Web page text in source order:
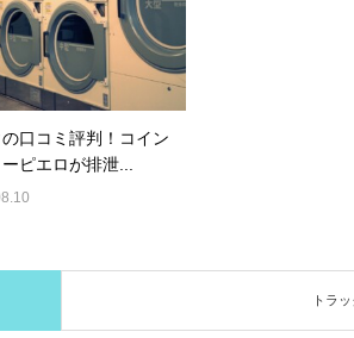
口コミ評判！コイン
ピエロが排泄...
トラ